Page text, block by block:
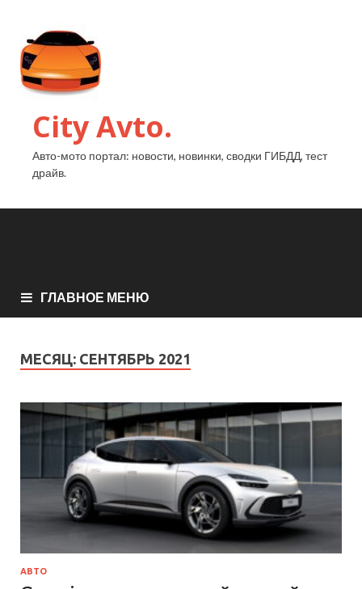
City Avto.
Авто-мото портал: новости, новинки, сводки ГИБДД, тест
драйв.
ГЛАВНОЕ МЕНЮ
МЕСЯЦ: СЕНТЯБРЬ 2021
АВТО